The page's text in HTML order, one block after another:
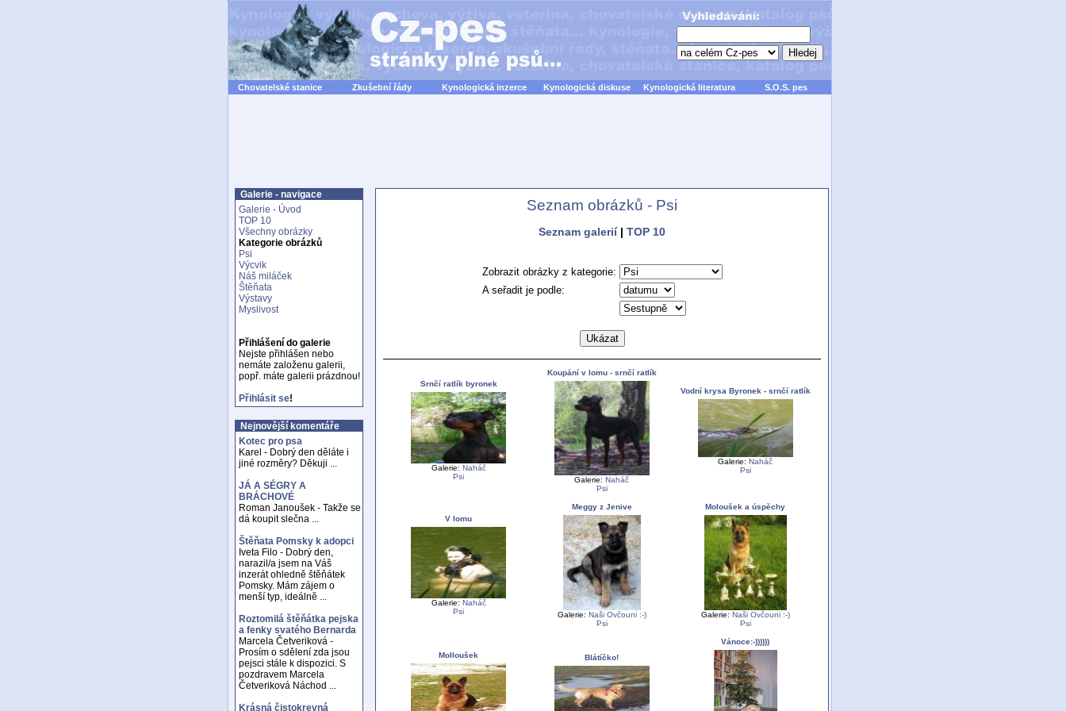
Chovatelské stanice Zkušební řády Kynologická inzerce Kynologická diskuse Kynologická literatura S.O.S. pes
Galerie - navigace
Galerie - Úvod
TOP 10
Všechny obrázky
Kategorie obrázků
Psi
Výcvik
Náš miláček
Štěňata
Výstavy
Myslivost
Přihlášení do galerie
Nejste přihlášen nebo
nemáte založenu galerii,
popř. máte galerii prázdnou!
Přihlásit se!
Nejnovější komentáře
Kotec pro psa
Karel - Dobrý den děláte i
jiné rozměry? Děkuji ...
JÁ A SÉGRY A
BRÁCHOVÉ
Roman Janoušek - Takže se
dá koupit slečna ...
Štěňata Pomsky k adopci
Iveta Filo - Dobrý den,
narazil/a jsem na Váš
inzerát ohledně štěňátek
Pomsky. Mám zájem o
menší typ, ideálně ...
Roztomilá štěňátka pejska
a fenky svatého Bernarda
Marcela Četveriková -
Prosím o sdělení zda jsou
pejsci stále k dispozici. S
pozdravem Marcela
Četveriková Náchod ...
Krásná čistokrevná
Seznam obrázků - Psi
Seznam galerií| TOP 10
Zobrazit obrázky z kategorie:
A seřadit je podle:
Srnčí ratlík byronek
Galerie: Naháč
Psi
Koupání v lomu - srnčí ratlík
Galerie: Naháč
Psi
Vodní krysa Byronek - srnčí ratlík
Galerie: Naháč
Psi
V lomu
Galerie: Naháč
Psi
Meggy z Jenive
Galerie: Naši Ovčouni :-)
Psi
Moloušek a úspěchy
Galerie: Naši Ovčouni :-)
Psi
Molloušek Blátíčko!
Vánoce:-))))))